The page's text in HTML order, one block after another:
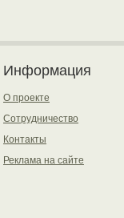
Информация
О проекте
Сотрудничество
Контакты
Реклама на сайте